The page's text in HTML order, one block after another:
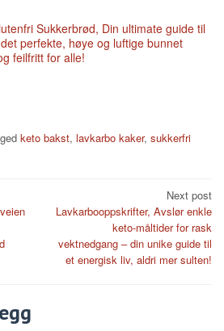
Sukkerbrød, Din ultimate guide til
perfekte, høye og luftige bunnet
feilfritt for alle!
keto bakst, lavkarbo kaker, sukkerfri
Next post
Lavkarbooppskrifter, Avslør enkle
keto-måltider for rask
vektnedgang – din unike guide til
et energisk liv, aldri mer sulten!